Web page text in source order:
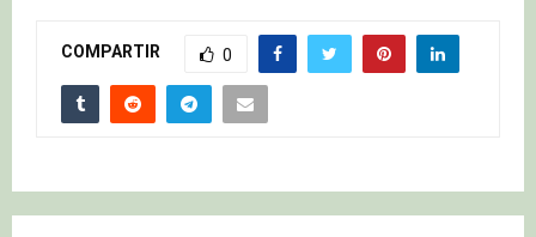
COMPARTIR 0